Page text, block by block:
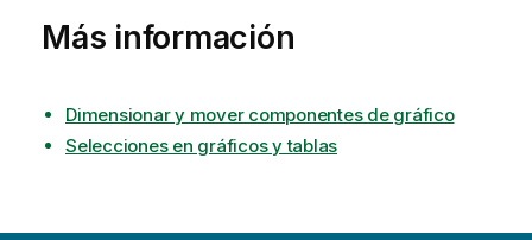
Más información
Dimensionar y mover componentes de gráfico
Selecciones en gráficos y tablas